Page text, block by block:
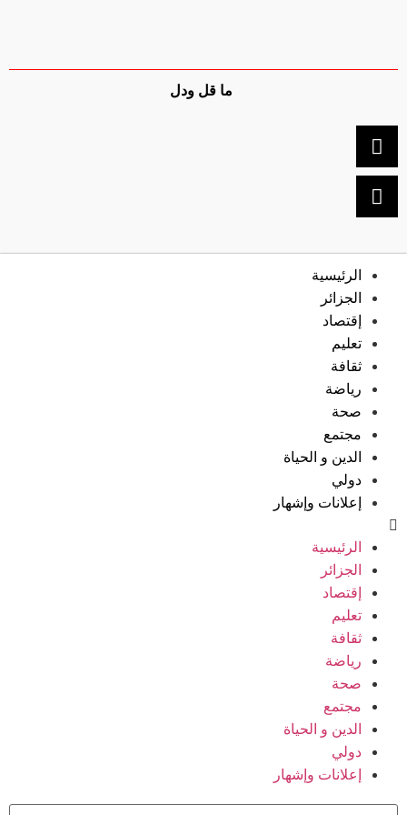
ما قل ودل
الرئيسية
الجزائر
إقتصاد
تعليم
ثقافة
رياضة
صحة
مجتمع
الدين و الحياة
دولي
إعلانات وإشهار
الرئيسية
الجزائر
إقتصاد
تعليم
ثقافة
رياضة
صحة
مجتمع
الدين و الحياة
دولي
إعلانات وإشهار